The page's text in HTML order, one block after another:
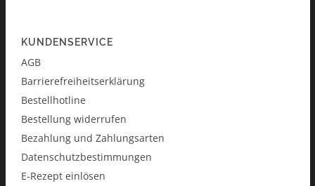
KUNDENSERVICE
AGB
Barrierefreiheitserklärung
Bestellhotline
Bestellung widerrufen
Bezahlung und Zahlungsarten
Datenschutzbestimmungen
E-Rezept einlösen